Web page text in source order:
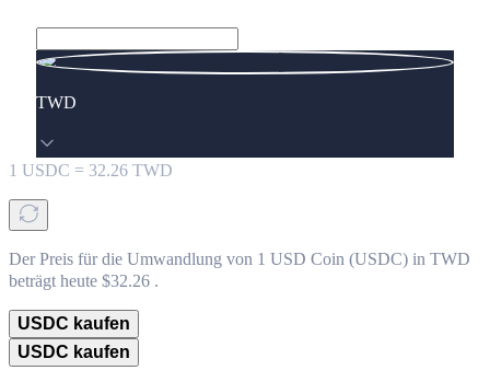
TWD
1 USDC = 32.26 TWD
Der Preis für die Umwandlung von 1 USD Coin (USDC) in TWD
beträgt heute $32.26 .
USDC kaufen
USDC kaufen